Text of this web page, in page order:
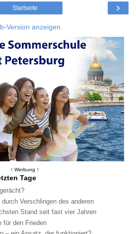
›
Startseite
Version anzeigen
↑ Werbung ↑
Tage
Verschlingen des anderen
Stand seit fast vier Jahren
für den Frieden